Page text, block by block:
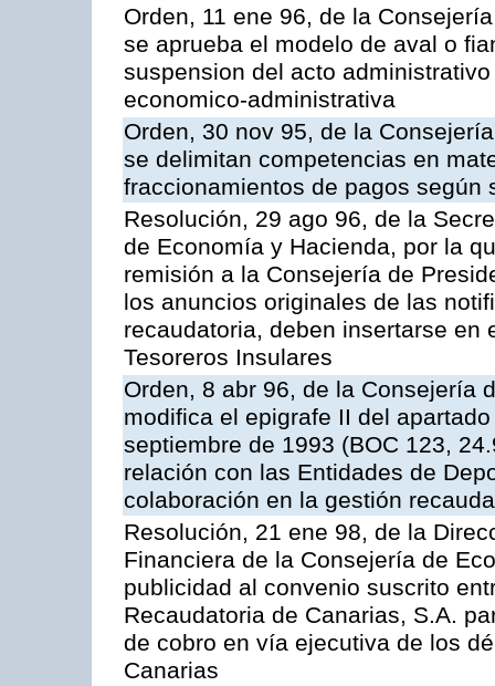
Orden, 11 ene 96, de la
se aprueba el modelo de aval o
suspension del acto
economico-administrativa
Orden, 30 nov 95, de la
se delimitan competencias en
fraccionamientos de pagos según
Resolución, 29 ago 96, de la
de Economía y Hacienda, por la
remisión a la Consejería de
los anuncios originales de las
recaudatoria, deben insertarse en
Tesoreros Insulares
Orden, 8 abr 96, de la Consejería
modifica el epigrafe II del
septiembre de 1993 (BOC 123,
relación con las Entidades de
colaboración en la gestión
Resolución, 21 ene 98, de la
Financiera de la Consejería de
publicidad al convenio suscrito
Recaudatoria de Canarias, S.A.
de cobro en vía ejecutiva de los
Canarias